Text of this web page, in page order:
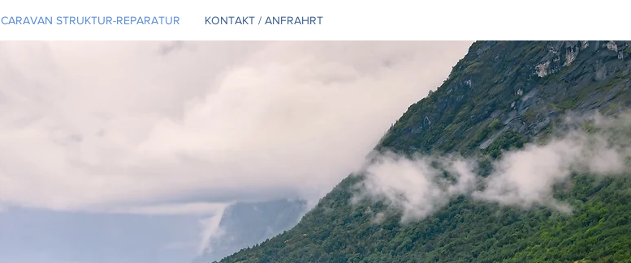
CARAVAN STRUKTUR-REPARATUR KONTAKT / ANFRAHRT